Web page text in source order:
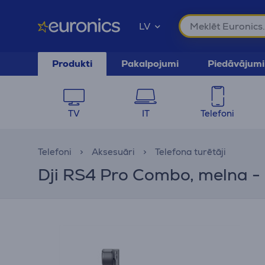
LV
Produkti Pakalpojumi Piedāvājumi
TV IT Telefoni
Telefoni Aksesuāri Telefona turētāji
Dji RS4 Pro Combo, melna